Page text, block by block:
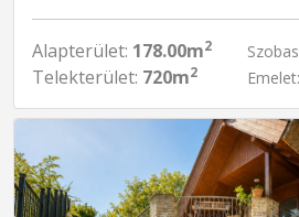
Alapterület: 178.00m2
Telekterület: 720m2
Emelet: